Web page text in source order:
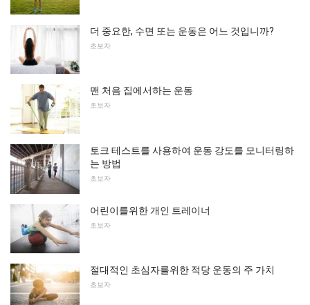
더 중요한, 수면 또는 운동은 어느 것입니까?
초보자
맨 처음 집에서하는 운동
초보자
토크 테스트를 사용하여 운동 강도를 모니터링하
는 방법
초보자
어린이를위한 개인 트레이너
초보자
절대적인 초심자를위한 적당 운동의 주 가치
초보자